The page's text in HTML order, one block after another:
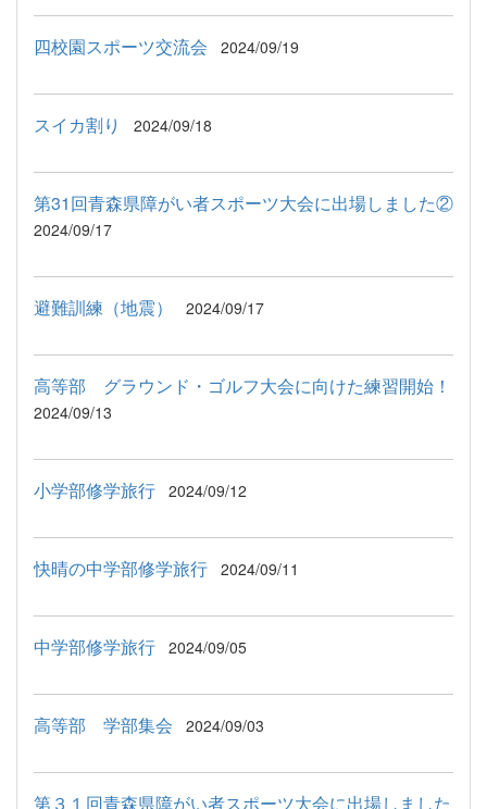
四校園スポーツ交流会 2024/09/19
スイカ割り 2024/09/18
第31回青森県障がい者スポーツ大会に出場しました②
2024/09/17
避難訓練（地震） 2024/09/17
高等部 グラウンド・ゴルフ大会に向けた練習開始！
2024/09/13
小学部修学旅行 2024/09/12
快晴の中学部修学旅行 2024/09/11
中学部修学旅行 2024/09/05
高等部 学部集会 2024/09/03
第３１回青森県障がい者スポーツ大会に出場しました